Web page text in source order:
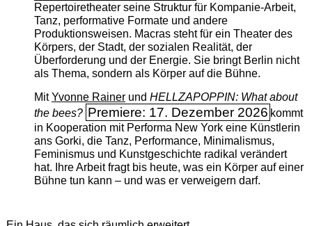
Repertoiretheater seine Struktur für Kompanie-Arbeit,
Tanz, performative Formate und andere
Produktionsweisen. Macras steht für ein Theater des
Körpers, der Stadt, der sozialen Realität, der
Überforderung und der Energie. Sie bringt Berlin nicht
als Thema, sondern als Körper auf die Bühne.
MitYvonne Rainerund HELLZAPOPPIN: What about
the bees? Premiere: 17. Dezember 2026 kommt
in Kooperation mit Performa New York eine Künstlerin
ans Gorki, die Tanz, Performance, Minimalismus,
Feminismus und Kunstgeschichte radikal verändert
hat. Ihre Arbeit fragt bis heute, was ein Körper auf einer
Bühne tun kann – und was er verweigern darf.